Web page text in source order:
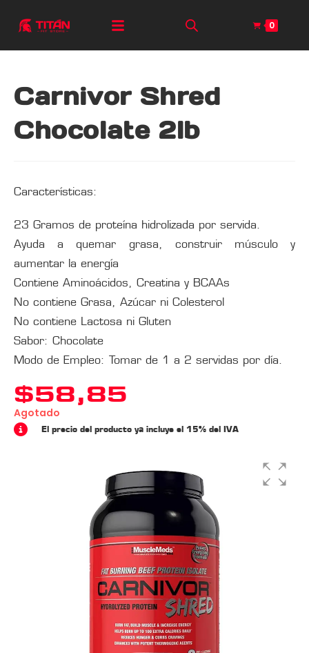
0
Carnivor Shred
Chocolate 2lb
Características:
23 Gramos de proteína hidrolizada por servida.
Ayuda a quemar grasa, construir músculo y
aumentar la energía
Contiene Aminoácidos, Creatina y BCAAs
No contiene Grasa, Azúcar ni Colesterol
No contiene Lactosa ni Gluten
Sabor: Chocolate
Modo de Empleo: Tomar de 1 a 2 servidas por día.
$58,85
Agotado
El precio del producto ya incluye el 15% del IVA